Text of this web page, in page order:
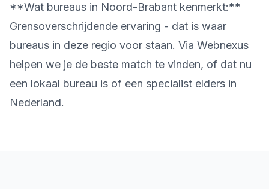
**Wat bureaus in Noord-Brabant kenmerkt:**
Grensoverschrijdende ervaring - dat is waar
bureaus in deze regio voor staan. Via Webnexus
helpen we je de beste match te vinden, of dat nu
een lokaal bureau is of een specialist elders in
Nederland.